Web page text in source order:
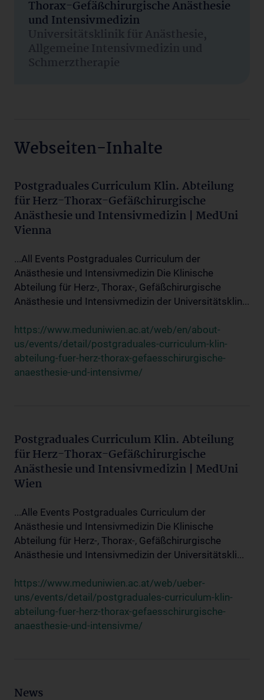
Thorax-Gefäßchirurgische Anästhesie
und Intensivmedizin
Universitätsklinik für Anästhesie,
Allgemeine Intensivmedizin und
Schmerztherapie
Webseiten-Inhalte
Postgraduales Curriculum Klin. Abteilung
für Herz-Thorax-Gefäßchirurgische
Anästhesie und Intensivmedizin | MedUni
Vienna
...All Events Postgraduales Curriculum der
Anästhesie und Intensivmedizin Die Klinische
Abteilung für Herz-, Thorax-, Gefäßchirurgische
Anästhesie und Intensivmedizin der Universitätsklin...
https://www.meduniwien.ac.at/web/en/about-
us/events/detail/postgraduales-curriculum-klin-
abteilung-fuer-herz-thorax-gefaesschirurgische-
anaesthesie-und-intensivme/
Postgraduales Curriculum Klin. Abteilung
für Herz-Thorax-Gefäßchirurgische
Anästhesie und Intensivmedizin | MedUni
Wien
...Alle Events Postgraduales Curriculum der
Anästhesie und Intensivmedizin Die Klinische
Abteilung für Herz-, Thorax-, Gefäßchirurgische
Anästhesie und Intensivmedizin der Universitätskli...
https://www.meduniwien.ac.at/web/ueber-
uns/events/detail/postgraduales-curriculum-klin-
abteilung-fuer-herz-thorax-gefaesschirurgische-
anaesthesie-und-intensivme/
News